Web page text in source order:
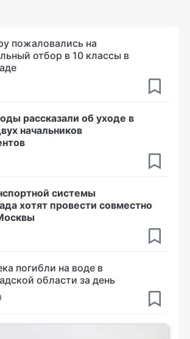
пожаловались на
отбор в 10 классы в
рассказали об уходе в
начальников
системы
хотят провести совместно
погибли на воде в
области за день